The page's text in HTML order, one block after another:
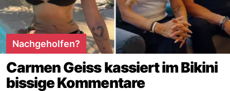
Nachgeholfen?
Carmen Geiss kassiert im Bikini
bissige Kommentare